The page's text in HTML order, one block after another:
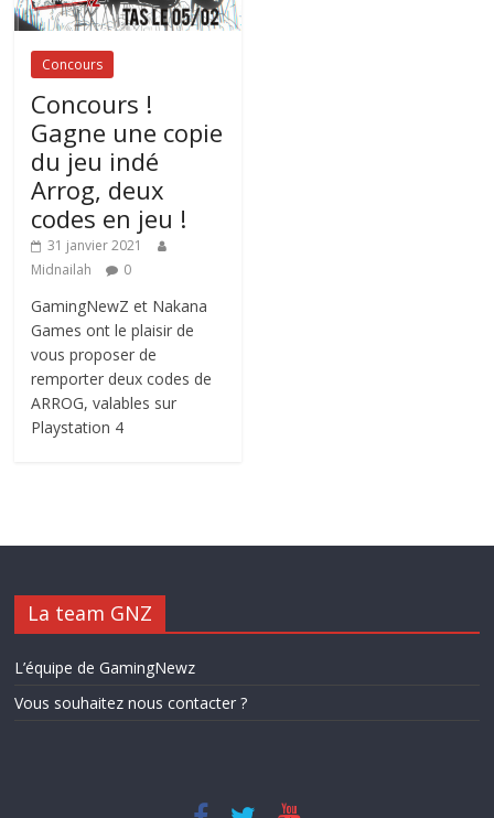
Concours
Concours !
Gagne une copie
du jeu indé
Arrog, deux
codes en jeu !
31 janvier 2021
Midnailah
0
GamingNewZ et Nakana
Games ont le plaisir de
vous proposer de
remporter deux codes de
ARROG, valables sur
Playstation 4
La team GNZ
L’équipe de GamingNewz
Vous souhaitez nous contacter ?